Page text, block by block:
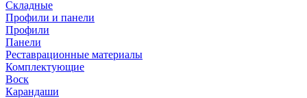
Складные
Профили и панели
Профили
Панели
Реставрационные материалы
Комплектующие
Воск
Карандаши